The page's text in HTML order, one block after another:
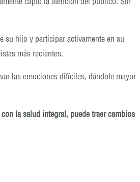
su hijo y participar activamente en su
más recientes.
las emociones difíciles, dándole mayor
la salud integral, puede traer cambios